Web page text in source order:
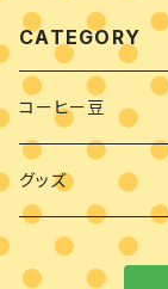
CATEGORY
コーヒー豆
豆・粉
ドリップバッグ
グッズ